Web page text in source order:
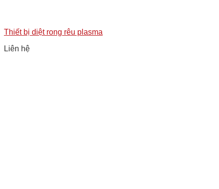
Thiết bị diệt rong rêu plasma
Liên hệ